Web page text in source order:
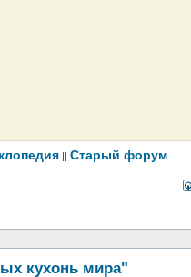
|| Старый форум
кухонь мира"